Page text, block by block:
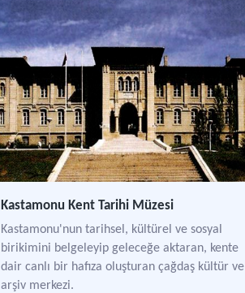
Kastamonu Kent Tarihi Müzesi
Kastamonu'nun tarihsel, kültürel ve sosyal
birikimini belgeleyip geleceğe aktaran, kente
dair canlı bir hafıza oluşturan çağdaş kültür ve
arşiv merkezi.